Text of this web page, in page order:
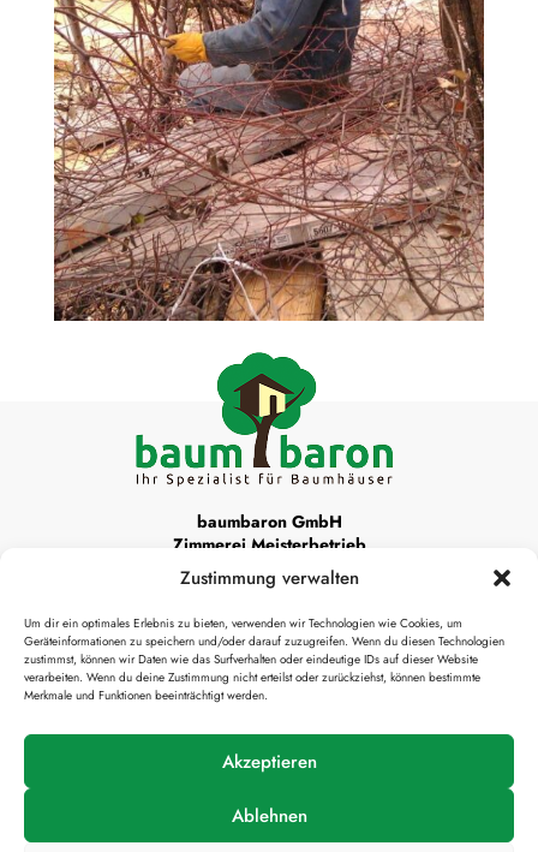
Zustimmung verwalten
Um dir ein optimales Erlebnis zu bieten, verwenden wir Technologien wie Cookies, um
Geräteinformationen zu speichern und/oder darauf zuzugreifen. Wenn du diesen Technologien
zustimmst, können wir Daten wie das Surfverhalten oder eindeutige IDs auf dieser Website
verarbeiten. Wenn du deine Zustimmung nicht erteilst oder zurückziehst, können bestimmte
Merkmale und Funktionen beeinträchtigt werden.
Akzeptieren
Ablehnen
baumbaron GmbH
Zimmerei Meisterbetrieb
Unsere Werkstattadresse ist:
Krottenthaler Alm 22
83666 Waakirchen
 info@baumbaron.de